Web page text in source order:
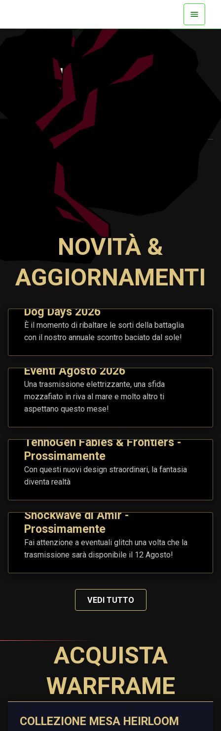
DISPONIBILE ORA SU TUTTE LE PIATTAFORME
ULTERIORI INFORMAZIONI
NOVITÀ &
AGGIORNAMENTI
Dog Days 2026
È il momento di ribaltare le sorti della battaglia
con il nostro annuale scontro baciato dal sole!
Eventi Agosto 2026
Una trasmissione elettrizzante, una sfida
mozzafiato in riva al mare e molto altro ti
aspettano questo mese!
TennoGen Fables & Frontiers -
Prossimamente
Con questi nuovi design straordinari, la fantasia
diventa realtà
Shockwave di Amir -
Prossimamente
Fai attenzione a eventuali glitch una volta che la
trasmissione sarà disponibile il 12 Agosto!
VEDI TUTTO
ACQUISTA
WARFRAME
COLLEZIONE MESA HEIRLOOM